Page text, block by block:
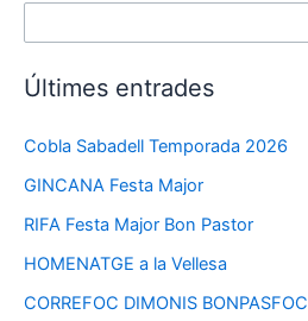
Últimes entrades
Cobla Sabadell Temporada 2026
GINCANA Festa Major
RIFA Festa Major Bon Pastor
HOMENATGE a la Vellesa
CORREFOC DIMONIS BONPASFOC